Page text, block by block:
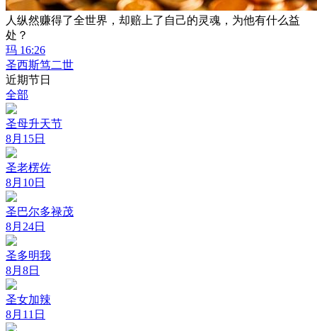
人纵然赚得了全世界，却赔上了自己的灵魂，为他有什么益
处？
玛 16:26
圣西斯笃二世
近期节日
全部
圣母升天节
8月15日
圣老楞佐
8月10日
圣巴尔多禄茂
8月24日
圣多明我
8月8日
圣女加辣
8月11日